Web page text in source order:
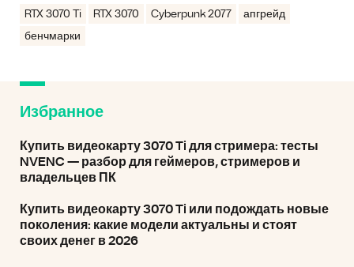
RTX 3070 Ti RTX 3070 Cyberpunk 2077
апгрейд
бенчмарки
Избранное
Купить видеокарту 3070 Ti для стримера: тесты
NVENC — разбор для геймеров, стримеров и
владельцев ПК
Купить видеокарту 3070 Ti или подождать новые
поколения: какие модели актуальны и стоят
своих денег в 2026